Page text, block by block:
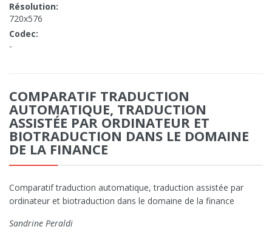
Résolution:
720x576
Codec:
-
COMPARATIF TRADUCTION
AUTOMATIQUE, TRADUCTION
ASSISTÉE PAR ORDINATEUR ET
BIOTRADUCTION DANS LE DOMAINE
DE LA FINANCE
Comparatif traduction automatique, traduction assistée par
ordinateur et biotraduction dans le domaine de la finance
Sandrine Peraldi